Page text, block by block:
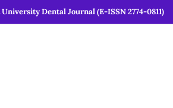
Dental Journal (E-ISSN 2774-0811)